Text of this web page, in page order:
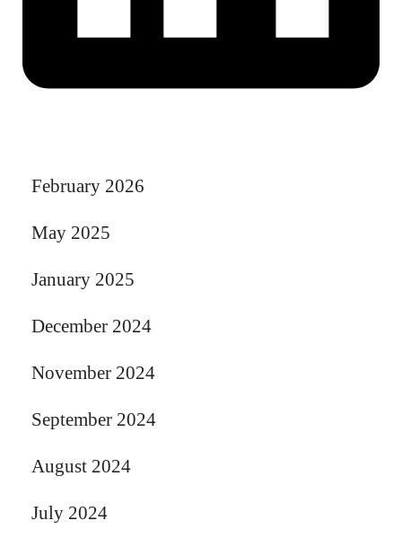
February 2026
May 2025
January 2025
December 2024
November 2024
September 2024
August 2024
July 2024